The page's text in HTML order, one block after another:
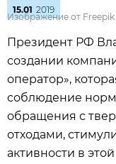
15.01 2019
Изображение от Freepik
Президент РФ
создании
оператор»,
соблюдение норм
обращения с
отходами,
активности в